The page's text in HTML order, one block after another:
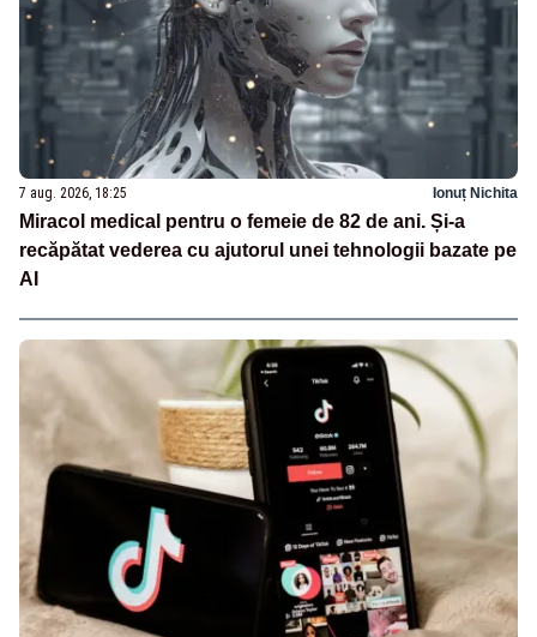
7 aug. 2026, 18:25 Ionuț Nichita
Miracol medical pentru o femeie de 82 de ani. Și-a
recăpătat vederea cu ajutorul unei tehnologii bazate pe
AI